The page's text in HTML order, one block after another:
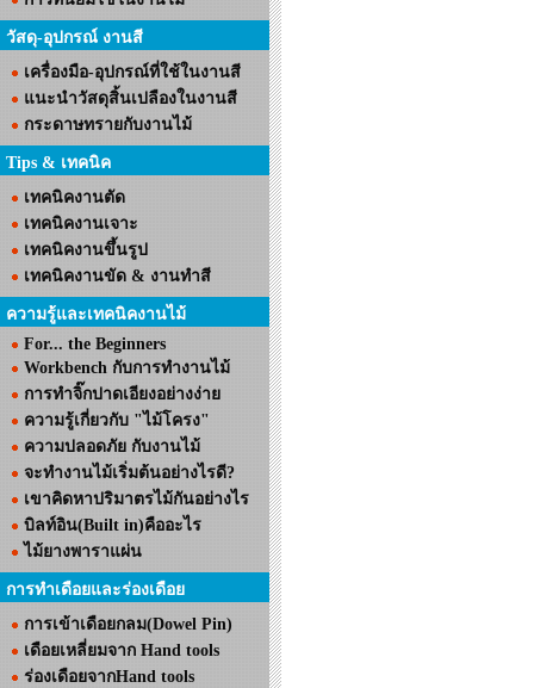
วัสดุ-อุปกรณ์ งานสี
เครื่องมือ-อุปกรณ์ที่ใช้ในงานสี
แนะนำวัสดุสิ้นเปลืองในงานสี
กระดาษทรายกับงานไม้
Tips & เทคนิค
เทคนิคงานตัด
เทคนิคงานเจาะ
เทคนิคงานขึ้นรูป
เทคนิคงานขัด & งานทำสี
ความรู้และเทคนิคงานไม้
For... the Beginners
Workbench กับการทำงานไม้
การทำจิ๊กปาดเอียงอย่างง่าย
ความรู้เกี่ยวกับ "ไม้โครง"
ความปลอดภัย กับงานไม้
จะทำงานไม้เริ่มต้นอย่างไรดี?
เขาคิดหาปริมาตรไม้กันอย่างไร
บิลท์อิน(Built in)คืออะไร
ไม้ยางพาราแผ่น
การทำเดือยและร่องเดือย
การเข้าเดือยกลม(Dowel Pin)
เดือยเหลี่ยมจาก Hand tools
ร่องเดือยจากHand tools